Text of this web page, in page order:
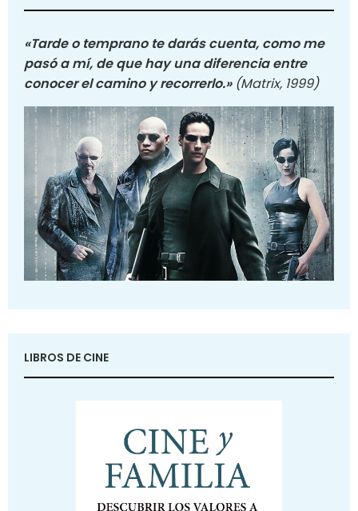
«Tarde o temprano te darás cuenta, como me
pasó a mí, de que hay una diferencia entre
conocer el camino y recorrerlo.» (Matrix, 1999)
LIBROS DE CINE